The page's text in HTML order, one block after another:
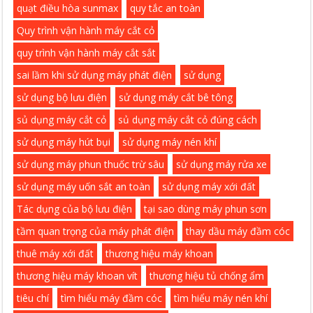
quạt điều hòa sunmax
quy tắc an toàn
Quy trình vận hành máy cắt cỏ
quy trình vận hành máy cắt sắt
sai lầm khi sử dụng máy phát điện
sử dụng
sử dụng bộ lưu điện
sử dụng máy cắt bê tông
sủ dụng máy cắt cỏ
sủ dụng máy cắt cỏ đúng cách
sử dụng máy hút bụi
sử dụng máy nén khí
sử dụng máy phun thuốc trừ sâu
sử dụng máy rửa xe
sử dụng máy uốn sắt an toàn
sử dụng máy xới đất
Tác dụng của bộ lưu điện
tại sao dùng máy phun sơn
tầm quan trọng của máy phát điện
thay dầu máy đầm cóc
thuê máy xới đất
thương hiệu máy khoan
thương hiệu máy khoan vít
thương hiệu tủ chống ẩm
tiêu chí
tìm hiểu máy đầm cóc
tìm hiểu máy nén khí